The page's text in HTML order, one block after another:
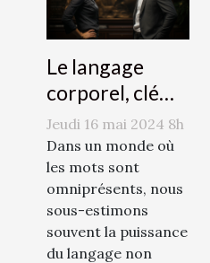
Le langage
corporel, clé
d'une
communication
efficace
Jeudi 16 mai 2024 8h
Dans un monde où
les mots sont
omniprésents, nous
sous-estimons
souvent la puissance
du langage non